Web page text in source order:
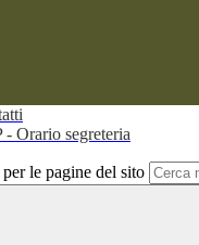
- Orario segreteria
le pagine del sito